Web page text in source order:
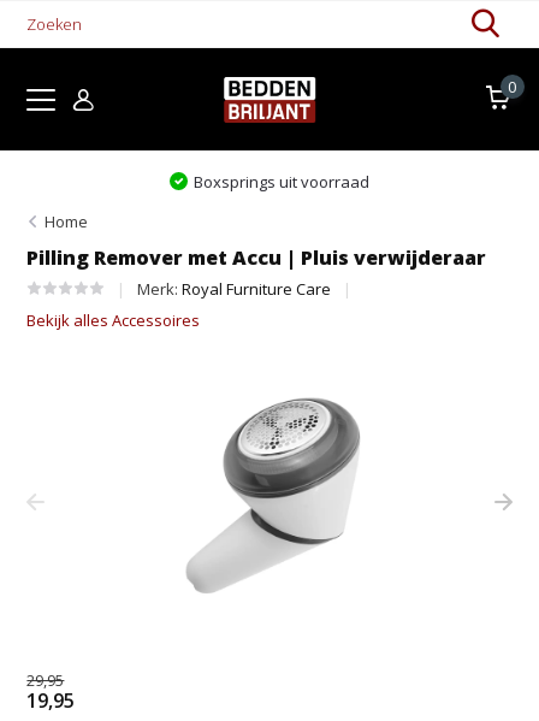
0
Boxsprings uit voorraad
Home
Pilling Remover met Accu | Pluis verwijderaar
Merk:Royal Furniture Care
Bekijk alles Accessoires
29,95
19,95